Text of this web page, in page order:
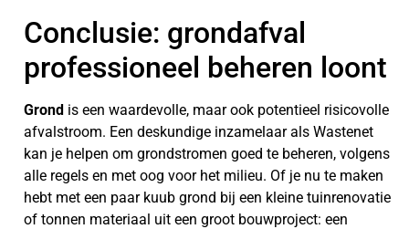
Conclusie: grondafval
professioneel beheren loont
Grond is een waardevolle, maar ook potentieel risicovolle
afvalstroom. Een deskundige inzamelaar als Wastenet
kan je helpen om grondstromen goed te beheren, volgens
alle regels en met oog voor het milieu. Of je nu te maken
hebt met een paar kuub grond bij een kleine tuinrenovatie
of tonnen materiaal uit een groot bouwproject: een